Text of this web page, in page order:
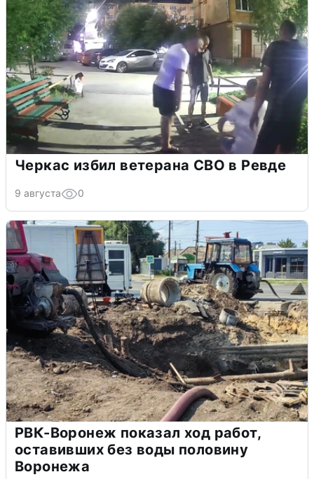
Черкас избил ветерана СВО в Ревде
9 августа 0
РВК-Воронеж показал ход работ,
оставивших без воды половину
Воронежа